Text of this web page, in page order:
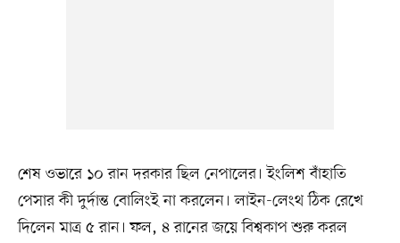
শেষ ওভারে ১০ রান দরকার ছিল নেপালের। ইংলিশ বাঁহাতি
পেসার কী দুর্দান্ত বোলিংই না করলেন। লাইন-লেংথ ঠিক রেখে
দিলেন মাত্র ৫ রান। ফল, ৪ রানের জয়ে বিশ্বকাপ শুরু করল